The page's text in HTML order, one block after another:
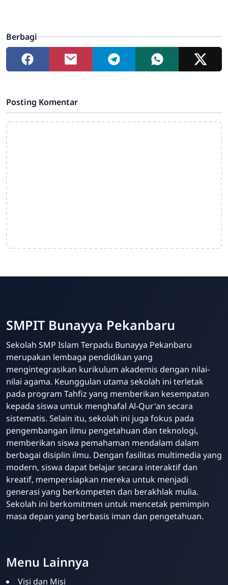
Berbagi
Posting Komentar
SMPIT Bunayya Pekanbaru
Sekolah SMP Islam Terpadu Bunayya Pekanbaru
merupakan lembaga pendidikan yang
mengintegrasikan kurikulum akademis dengan nilai-
nilai agama. Keunggulan utama sekolah ini terletak
pada program Tahfiz yang memberikan kesempatan
kepada siswa untuk menghafal Al-Qur'an secara
sistematis. Selain itu, sekolah ini juga fokus pada
pengembangan ilmu pengetahuan dan teknologi,
memberikan siswa pemahaman mendalam dalam
berbagai disiplin ilmu. Dengan fasilitas multimedia yang
modern, siswa dapat belajar secara interaktif dan
kreatif, mempersiapkan mereka untuk menjadi
generasi yang berkompeten dan berakhlak mulia.
Sekolah ini berkomitmen untuk mencetak pemimpin
masa depan yang berbasis iman dan pengetahuan.
Menu Lainnya
Visi dan Misi